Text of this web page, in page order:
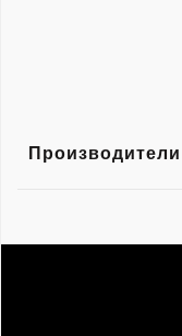
Производители